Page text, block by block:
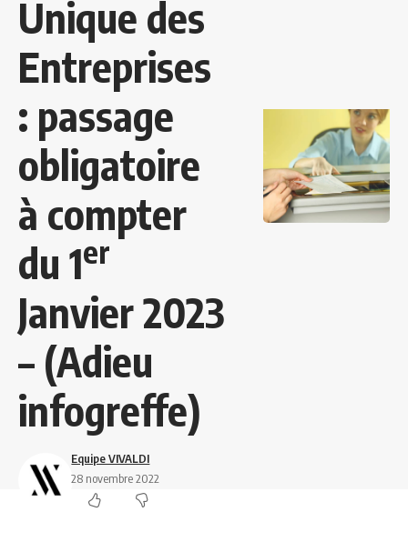
Unique des
Entreprises
: passage
obligatoire
à compter
du 1er
Janvier 2023
– (Adieu
infogreffe)
Equipe VIVALDI
28 novembre 2022